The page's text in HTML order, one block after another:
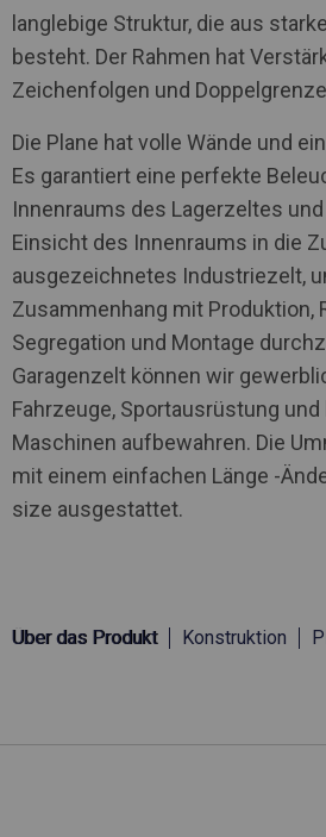
langlebige Struktur, die aus
besteht. Der Rahmen hat
Zeichenfolgen und
Die Plane hat volle Wände und
Es garantiert eine perfekte
Innenraums des Lagerzeltes
Einsicht des Innenraums in die
ausgezeichnetes Industriezelt,
Zusammenhang mit Produktion,
Segregation und Montage
Garagenzelt können wir
Fahrzeuge, Sportausrüstung
Maschinen aufbewahren. Die
mit einem einfachen Länge -
size ausgestattet.
Über das Produkt Konstruktion